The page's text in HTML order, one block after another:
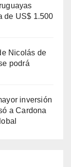
de US$ 1.500
Nicolás de
podrá
inversión
a Cardona